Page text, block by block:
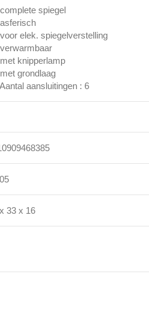
complete spiegel
asferisch
voor elek. spiegelverstelling
verwarmbaar
met knipperlamp
met grondlaag
Aantal aansluitingen : 6
33 x 16